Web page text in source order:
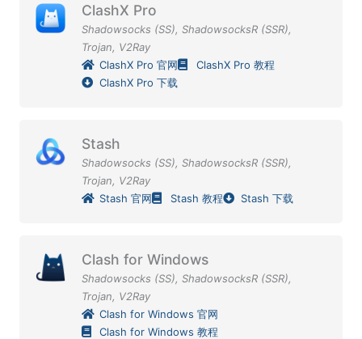
ClashX Pro
Shadowsocks (SS), ShadowsocksR (SSR),
Trojan, V2Ray
ClashX Pro 官网
ClashX Pro 教程
ClashX Pro 下载
Stash
Shadowsocks (SS), ShadowsocksR (SSR),
Trojan, V2Ray
Stash 官网
Stash 教程 Stash 下载
Clash for Windows
Shadowsocks (SS), ShadowsocksR (SSR),
Trojan, V2Ray
Clash for Windows 官网
Clash for Windows 教程